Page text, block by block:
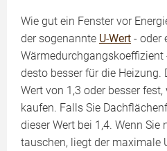
Wie gut ein Fenster vor
der sogenannte U-Wert - oder
Wärmedurchgangskoeffizient
desto besser für die Heizung.
Wert von 1,3 oder besser
kaufen. Falls Sie
dieser Wert bei 1,4. Wenn Sie
tauschen, liegt der maximale